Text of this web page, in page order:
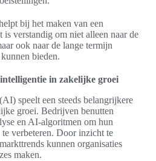
bij het maken van een
verstandig om niet alleen naar de
ook naar de lange termijn
bieden.
in zakelijke groei
speelt een steeds belangrijkere
groei. Bedrijven benutten
en AI-algoritmen om hun
verbeteren. Door inzicht te
kunnen organisaties
maken.